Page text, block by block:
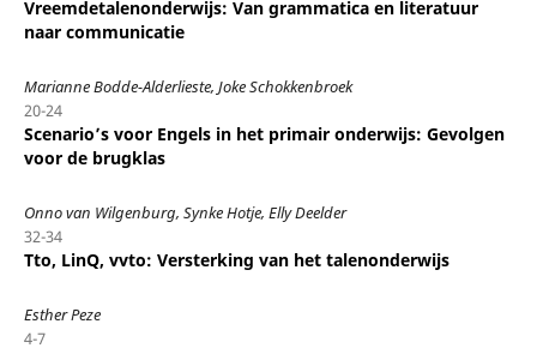
Vreemdetalenonderwijs: Van grammatica en literatuur
naar communicatie
Marianne Bodde-Alderlieste, Joke Schokkenbroek
20-24
Scenario’s voor Engels in het primair onderwijs: Gevolgen
voor de brugklas
Onno van Wilgenburg, Synke Hotje, Elly Deelder
32-34
Tto, LinQ, vvto: Versterking van het talenonderwijs
Esther Peze
4-7